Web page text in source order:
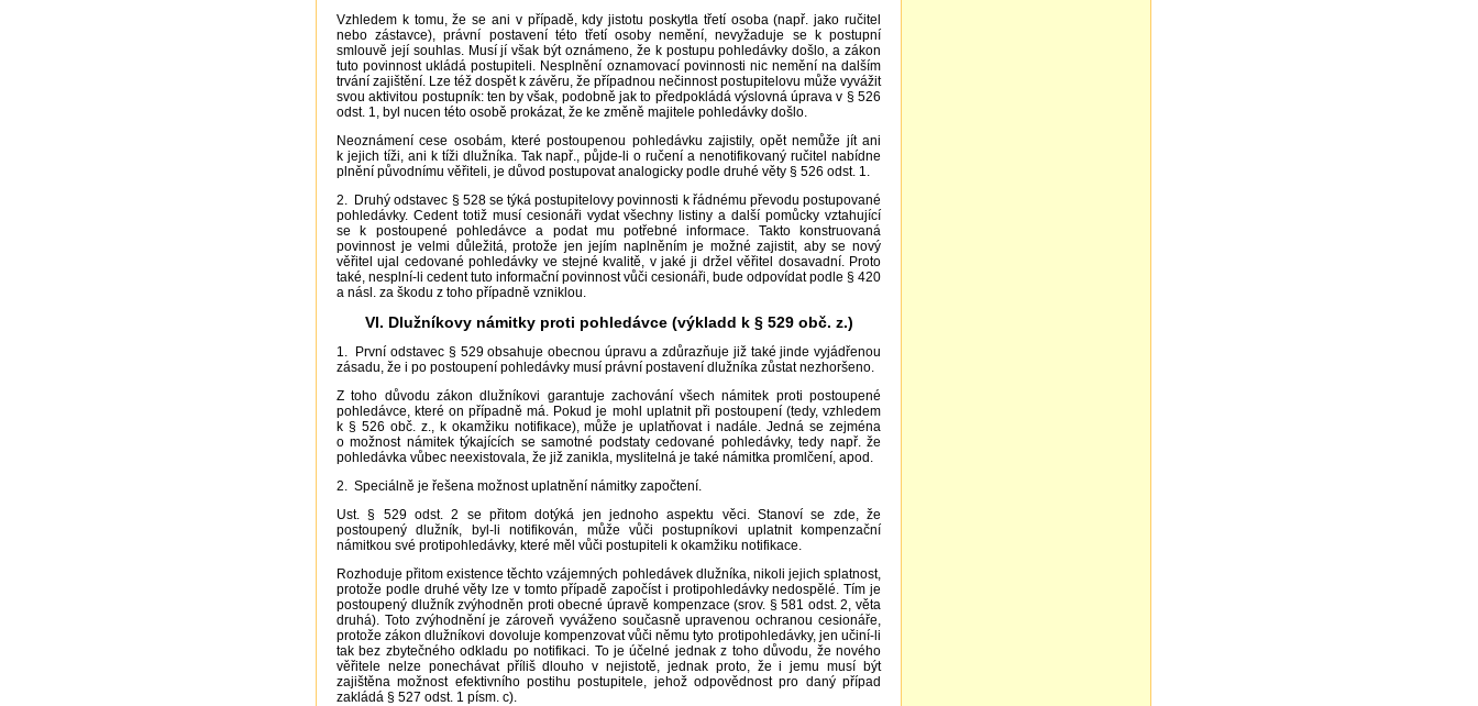
Vzhledem k tomu, že se ani v případě, kdy jistotu poskytla třetí osoba (např. jako ručitel
nebo zástavce), právní postavení této třetí osoby nemění, nevyžaduje se k postupní
smlouvě její souhlas. Musí jí však být oznámeno, že k postupu pohledávky došlo, a zákon
tuto povinnost ukládá postupiteli. Nesplnění oznamovací povinnosti nic nemění na dalším
trvání zajištění. Lze též dospět k závěru, že případnou nečinnost postupitelovu může vyvážit
svou aktivitou postupník: ten by však, podobně jak to předpokládá výslovná úprava v § 526
odst. 1, byl nucen této osobě prokázat, že ke změně majitele pohledávky došlo.
Neoznámení cese osobám, které postoupenou pohledávku zajistily, opět nemůže jít ani
k jejich tíži, ani k tíži dlužníka. Tak např., půjde-li o ručení a nenotifikovaný ručitel nabídne
plnění původnímu věřiteli, je důvod postupovat analogicky podle druhé věty § 526 odst. 1.
2. Druhý odstavec § 528 se týká postupitelovy povinnosti k řádnému převodu postupované
pohledávky. Cedent totiž musí cesionáři vydat všechny listiny a další pomůcky vztahující
se k postoupené pohledávce a podat mu potřebné informace. Takto konstruovaná
povinnost je velmi důležitá, protože jen jejím naplněním je možné zajistit, aby se nový
věřitel ujal cedované pohledávky ve stejné kvalitě, v jaké ji držel věřitel dosavadní. Proto
také, nesplní-li cedent tuto informační povinnost vůči cesionáři, bude odpovídat podle § 420
a násl. za škodu z toho případně vzniklou.
VI. Dlužníkovy námitky proti pohledávce (výkladd k § 529 obč. z.)
1. První odstavec § 529 obsahuje obecnou úpravu a zdůrazňuje již také jinde vyjádřenou
zásadu, že i po postoupení pohledávky musí právní postavení dlužníka zůstat nezhoršeno.
Z toho důvodu zákon dlužníkovi garantuje zachování všech námitek proti postoupené
pohledávce, které on případně má. Pokud je mohl uplatnit při postoupení (tedy, vzhledem
k § 526 obč. z., k okamžiku notifikace), může je uplatňovat i nadále. Jedná se zejména
o možnost námitek týkajících se samotné podstaty cedované pohledávky, tedy např. že
pohledávka vůbec neexistovala, že již zanikla, myslitelná je také námitka promlčení, apod.
2. Speciálně je řešena možnost uplatnění námitky započtení.
Ust. § 529 odst. 2 se přitom dotýká jen jednoho aspektu věci. Stanoví se zde, že
postoupený dlužník, byl-li notifikován, může vůči postupníkovi uplatnit kompenzační
námitkou své protipohledávky, které měl vůči postupiteli k okamžiku notifikace.
Rozhoduje přitom existence těchto vzájemných pohledávek dlužníka, nikoli jejich splatnost,
protože podle druhé věty lze v tomto případě započíst i protipohledávky nedospělé. Tím je
postoupený dlužník zvýhodněn proti obecné úpravě kompenzace (srov. § 581 odst. 2, věta
druhá). Toto zvýhodnění je zároveň vyváženo současně upravenou ochranou cesionáře,
protože zákon dlužníkovi dovoluje kompenzovat vůči němu tyto protipohledávky, jen učiní-li
tak bez zbytečného odkladu po notifikaci. To je účelné jednak z toho důvodu, že nového
věřitele nelze ponechávat příliš dlouho v nejistotě, jednak proto, že i jemu musí být
zajištěna možnost efektivního postihu postupitele, jehož odpovědnost pro daný případ
zakládá § 527 odst. 1 písm. c).